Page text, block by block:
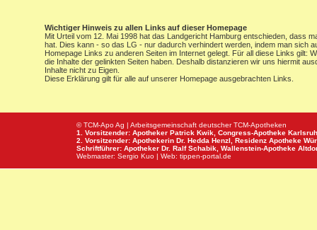
Wichtiger Hinweis zu allen Links auf dieser Homepage
Mit Urteil vom 12. Mai 1998 hat das Landgericht Hamburg entschieden, dass
hat. Dies kann - so das LG - nur dadurch verhindert werden, indem man sich
Homepage Links zu anderen Seiten im Internet gelegt. Für all diese Links gilt:
die Inhalte der gelinkten Seiten haben. Deshalb distanzieren wir uns hiermit
Inhalte nicht zu Eigen.
Diese Erklärung gilt für alle auf unserer Homepage ausgebrachten Links.
© TCM-Apo Ag | Arbeitsgemeinschaft deutscher TCM-Apotheken
1. Vorsitzender: Apotheker Patrick Kwik, Congress-Apotheke
2. Vorsitzender: Apothekerin Dr. Hedda Henzl, Residenz Apotheke
Schriftführer: Apotheker Dr. Ralf Schabik, Wallenstein-Apotheke
Webmaster: Sergio Kuo | Web: tippen-portal.de